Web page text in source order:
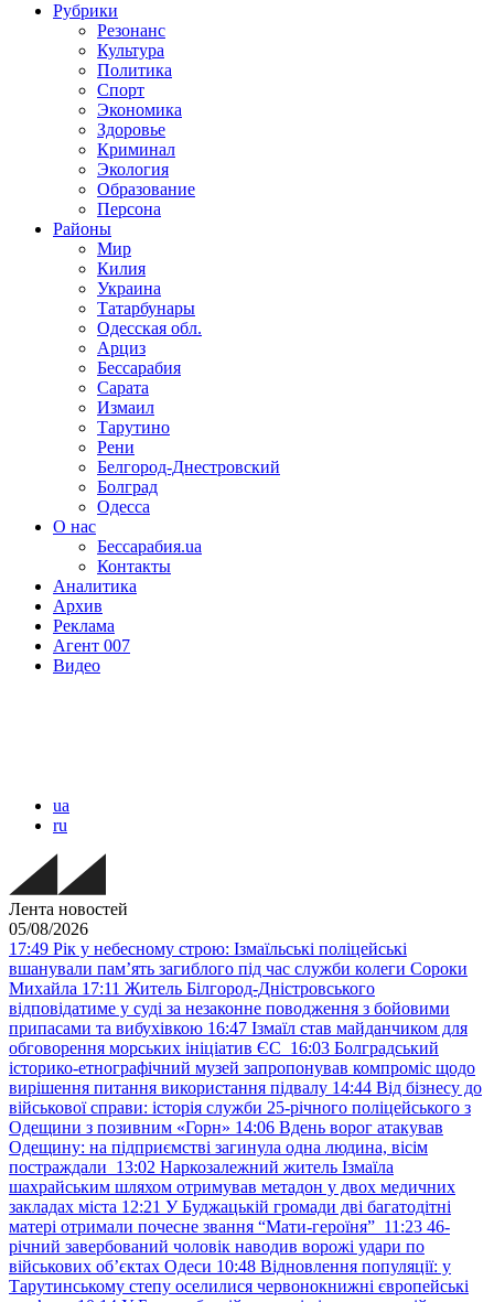
Рубрики
Резонанс
Культура
Политика
Спорт
Экономика
Здоровье
Криминал
Экология
Образование
Персона
Районы
Мир
Килия
Украина
Татарбунары
Одесская обл.
Арциз
Бессарабия
Сарата
Измаил
Тарутино
Рени
Белгород-Днестровский
Болград
Одесса
О нас
Бессарабия.ua
Контакты
Аналитика
Архив
Реклама
Агент 007
Видео
ua
ru
Лента новостей
05/08/2026
17:49 Рік у небесному строю: Ізмаїльські поліцейські
вшанували пам’ять загиблого під час служби колеги Сороки
Михайла 17:11 Житель Білгород-Дністровського
відповідатиме у суді за незаконне поводження з бойовими
припасами та вибухівкою 16:47 Ізмаїл став майданчиком для
обговорення морських ініціатив ЄС 16:03 Болградський
історико-етнографічний музей запропонував компроміс щодо
вирішення питання використання підвалу 14:44 Від бізнесу до
військової справи: історія служби 25-річного поліцейського з
Одещини з позивним «Горн» 14:06 Вдень ворог атакував
Одещину: на підприємстві загинула одна людина, вісім
постраждали 13:02 Наркозалежний житель Ізмаїла
шахрайським шляхом отримував метадон у двох медичних
закладах міста 12:21 У Буджацькій громади дві багатодітні
матері отримали почесне звання “Мати-героїня” 11:23 46-
річний завербований чоловік наводив ворожі удари по
військових обʼєктах Одеси 10:48 Відновлення популяції: у
Тарутинському степу оселилися червонокнижні європейські